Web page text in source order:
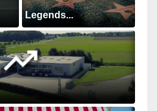
Legends...